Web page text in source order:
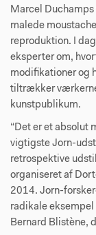
Marcel
malede
reproduktion. I
eksperter om,
modifikationer og
tiltrækker
kunstpublikum.
“Det er et absolut
vigtigste Jorn-
retrospektive
organiseret af
2014. Jorn-
radikale
Bernard Blistène,